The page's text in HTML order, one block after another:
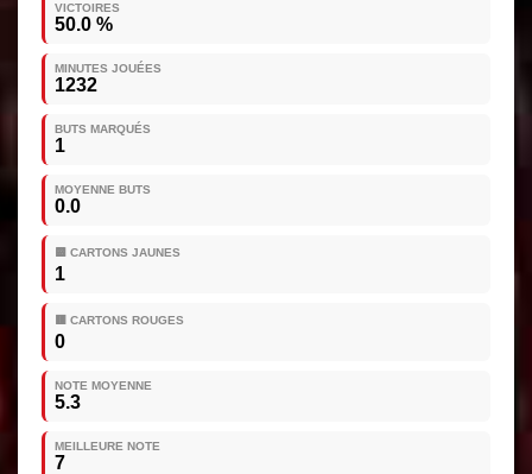
VICTOIRES
50.0 %
MINUTES JOUÉES
1232
BUTS MARQUÉS
1
MOYENNE BUTS
0.0
🟨 CARTONS JAUNES
1
🟥 CARTONS ROUGES
0
NOTE MOYENNE
5.3
MEILLEURE NOTE
7